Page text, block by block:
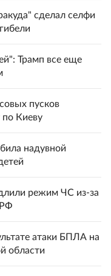
сделал селфи
Трамп все еще
пусков
по Киеву
надувной
режим ЧС из-за
атаки БПЛА на
области